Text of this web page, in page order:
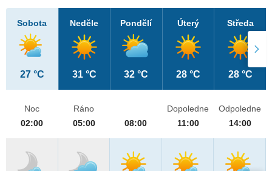
Sobota
27 °C
Neděle
31 °C
Pondělí
32 °C
Úterý
28 °C
Středa
28 °C
Noc
02:00
Ráno
05:00
08:00
Dopoledne
11:00
Odpoledne
14:00